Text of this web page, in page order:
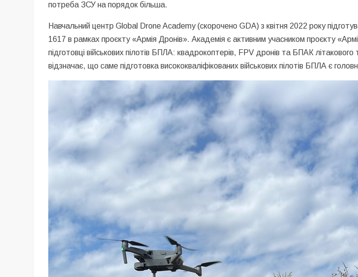
потреба ЗСУ на порядок більша.
Навчальний центр Global Drone Academy (скорочено GDA) з квітня 2022 року
1617 в рамках проєкту «Армія Дронів». Академія є активним учасником проєкту
підготовці військових пілотів БПЛА: квадрокоптерів, FPV дронів та БПАК
відзначає, що саме підготовка висококваліфікованих військових пілотів БПЛА є